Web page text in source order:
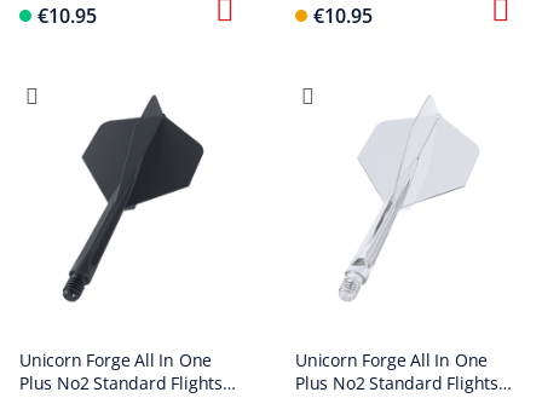
€10.95 €10.95
Unicorn Forge All In One
Plus No2 Standard Flights
Unicorn Forge All In One
Plus No2 Standard Flights